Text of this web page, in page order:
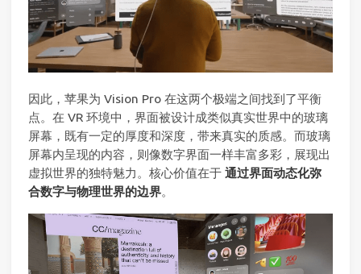
因此，苹果为 Vision Pro 在这两个极端之间找到了平衡
点。在 VR 环境中，界面被设计成类似真实世界中的玻璃
屏幕，既有一定的厚度和深度，带来真实的质感。而玻璃
屏幕内呈现的内容，则像数字界面一样丰富多彩，展现出
虚拟世界的独特魅力。核心价值在于 通过界面动态化弥
合数字与物理世界的边界。